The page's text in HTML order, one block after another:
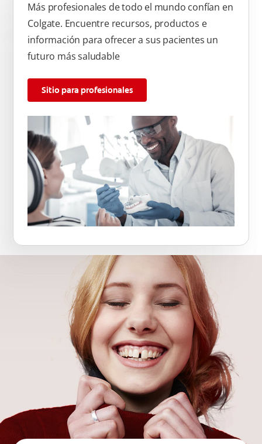
Más profesionales de todo el mundo confían en
Colgate. Encuentre recursos, productos e
información para ofrecer a sus pacientes un
futuro más saludable
Sitio para profesionales